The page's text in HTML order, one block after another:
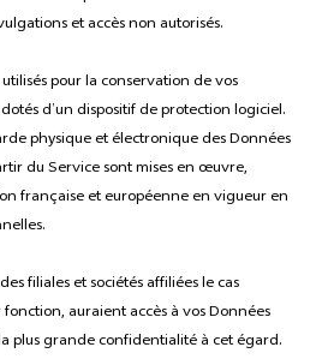
et accès non autorisés.
pour la conservation de vos
d’un dispositif de protection logiciel.
physique et électronique des Données
du Service sont mises en œuvre,
française et européenne en vigueur en
filiales et sociétés affiliées le cas
auraient accès à vos Données
plus grande confidentialité à cet égard.